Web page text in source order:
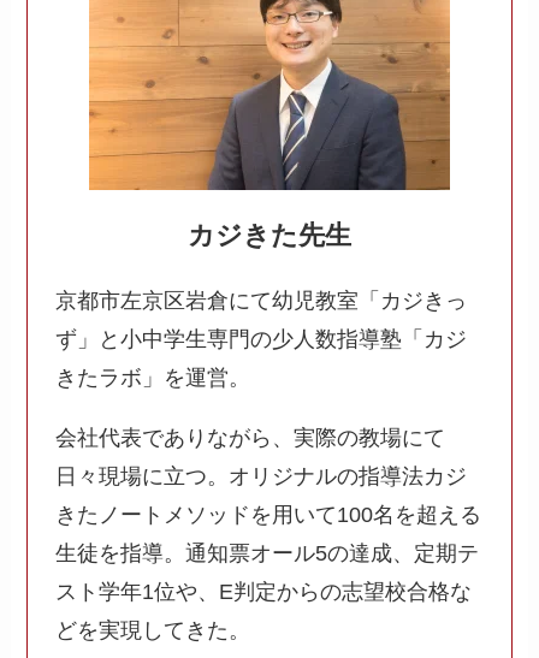
カジきた先生
京都市左京区岩倉にて幼児教室「カジきっ
ず」と小中学生専門の少人数指導塾「カジ
きたラボ」を運営。
会社代表でありながら、実際の教場にて
日々現場に立つ。オリジナルの指導法カジ
きたノートメソッドを用いて100名を超える
生徒を指導。通知票オール5の達成、定期テ
スト学年1位や、E判定からの志望校合格な
どを実現してきた。